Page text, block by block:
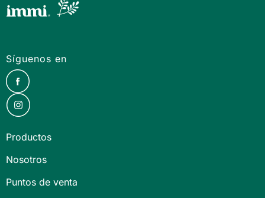
Síguenos en
Productos
Nosotros
Puntos de venta